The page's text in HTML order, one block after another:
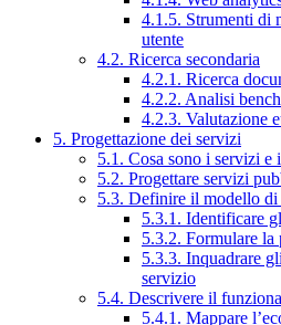
4.1.5. Strumenti di
utente
4.2. Ricerca secondaria
4.2.1. Ricerca
4.2.2. Analisi
4.2.3. Valutazione
5. Progettazione dei servizi
5.1. Cosa sono i servizi e
5.2. Progettare servizi
5.3. Definire il modello di
5.3.1. Identificare
5.3.2. Formulare la
5.3.3. Inquadrare
servizio
5.4. Descrivere il
5.4.1. Mappare